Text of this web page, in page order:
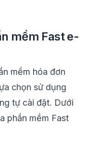
mềm Fast e-
mềm hóa đơn
chọn sử dụng
tự cài đặt. Dưới
phần mềm Fast